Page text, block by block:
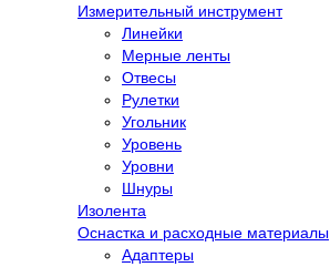
Измерительный инструмент
Линейки
Мерные ленты
Отвесы
Рулетки
Угольник
Уровень
Уровни
Шнуры
Изолента
Оснастка и расходные материалы
Адаптеры